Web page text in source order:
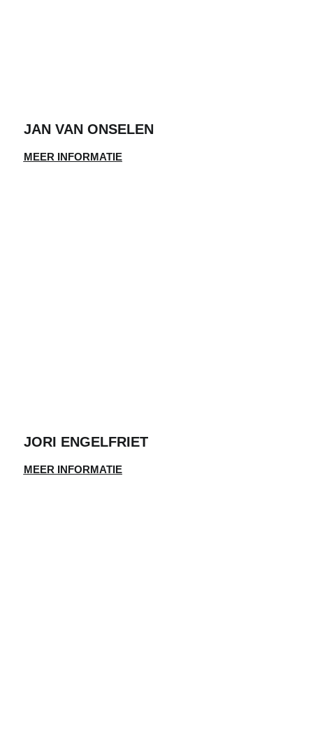
JAN VAN ONSELEN
MEER INFORMATIE
JORI ENGELFRIET
MEER INFORMATIE